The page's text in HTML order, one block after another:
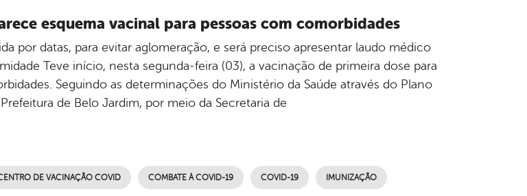
esquema vacinal para pessoas com comorbidades
por datas, para evitar aglomeração, e será preciso apresentar laudo médico
Teve início, nesta segunda-feira (03), a vacinação de primeira dose para
Seguindo as determinações do Ministério da Saúde através do Plano
de Belo Jardim, por meio da Secretaria de
DE VACINAÇÃO COVID COMBATE À COVID-19 COVID-19 IMUNIZAÇÃO